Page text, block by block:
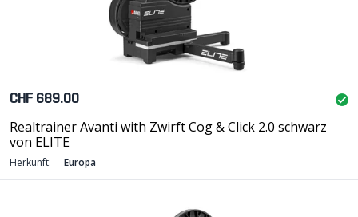
CHF 689.00
Realtrainer Avanti with Zwirft Cog & Click 2.0 schwarz
von ELITE
Herkunft: Europa